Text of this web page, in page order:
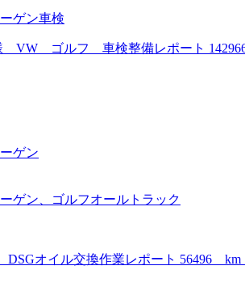
ゲン車検
ゴルフ 車検整備レポート 142966
ゲン
ゲン、ゴルフオールトラック
オイル交換作業レポート 56496 km